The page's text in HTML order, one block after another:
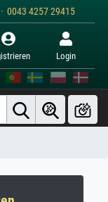
0043 4257 29415
Login